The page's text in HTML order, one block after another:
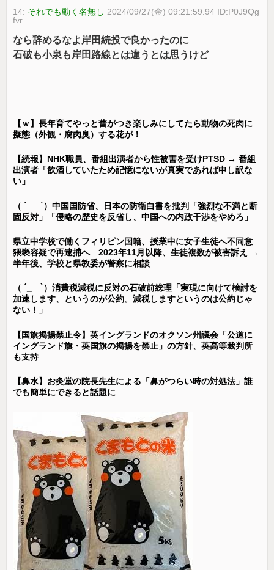
14: それでも動く名無し 2024/09/27(金) 09:21:59.94 ID:P0J9Qg
fvr
なら辞めるなよ岸田続投で良かったのに
石破も小泉も岸田路線とは違うとは思うけど
【ｗ】長年育てやっと蕾がつき楽しみにしてたら動物の死肉に
擬態（外観・腐肉臭）する花が！
【続報】NHK職員、番組出演者から性被害を受けPTSD → 番組
出演者「飲酒していたため記憶にないが真実であれば申し訳な
い」
（ ´_ゝ`）中国国防省、日本の防衛白書を批判「強烈な不満と断
固反対」「侵略の歴史を反省し、中国への内政干渉をやめろ」
県立中学校で働くフィリピン国籍、授業中に女子生徒へ不同意
猥褻容疑で再逮捕へ 2023年11月以降、生徒複数が被害訴え →
半年後、学校と県教委が警察に相談
（ ´_ゝ`）消費税減税に反対の石破前総理「実現に向けて検討を
加速します、というのが公約。減税しますというのは公約じゃ
ない！」
【国旗掲揚禁止令】英イングランドのオクソン州議会「公道に
イングランド旗・英国旗の掲揚を禁止」の方針、英高等裁判所
も支持
【鼻水】お灸堂の院長先生による「鼻がつらい時の対処法」誰
でも簡単にできると話題に